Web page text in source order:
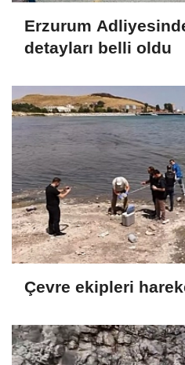
Erzurum
detayları belli oldu
Çevre ekipleri